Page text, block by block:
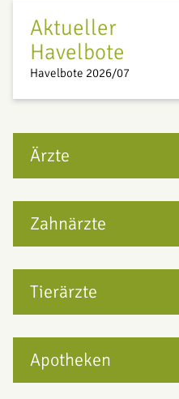
Aktueller
Havelbote
Havelbote 2026/07
Ärzte
Zahnärzte
Tierärzte
Apotheken